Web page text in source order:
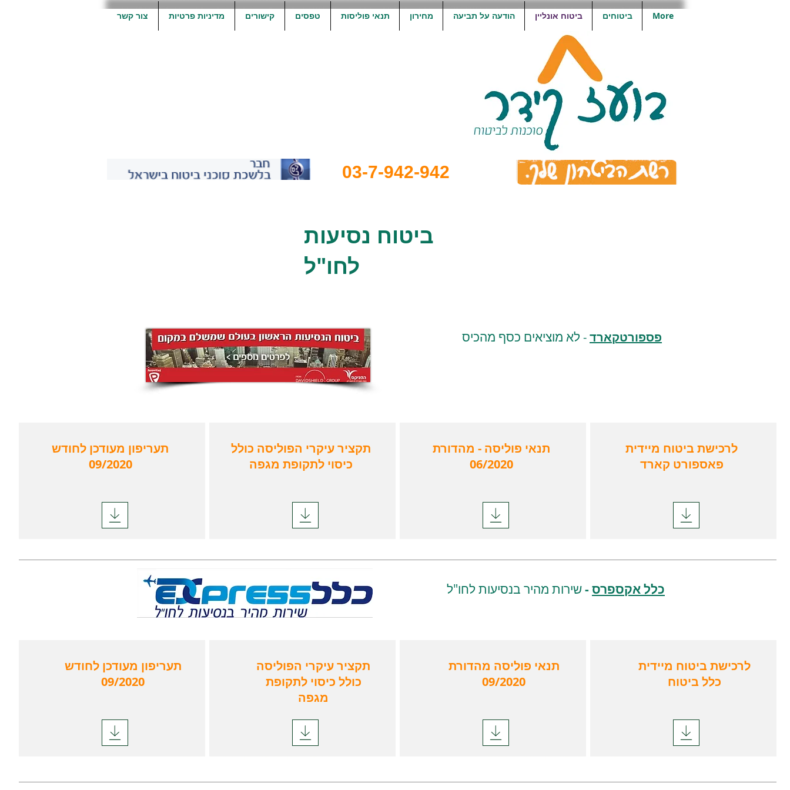
צור קשר מדיניות פרטיות קישורים טפסים תנאי פוליסות מחירון הודעה על תביעה ביטוח אונליין ביטוחים More
03-7-942-942
ביטוח נסיעות
לחו"ל
פספורטקארד-לא מוציאים כסף מהכיס
תנאי פוליסה
לרכישת ביטוח מיידית
פאספורט קארד
תנאי פוליסה - מהדורת
06/2020
תקציר עיקרי הפוליסה כולל
כיסוי לתקופת מגפה
תעריפון מעודכן לחודש
09/2020
כלל אקספרס-שירות מהיר בנסיעות לחו"ל
תקציר עיקרי הפוליסה
כולל כיסוי לתקופת
תעריפון מעודכן
לרכישת ביטוח מיידית
כלל ביטוח
תנאי פוליסה מהדורת
09/2020
תקציר עיקרי הפוליסה
כולל כיסוי לתקופת
מגפה
תעריפון מעודכן לחודש
09/2020